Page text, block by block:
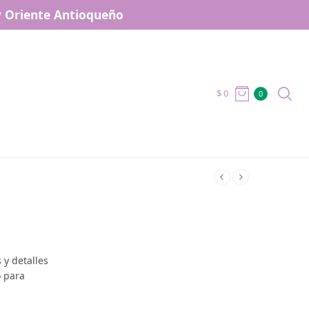
Oriente Antioqueño
$0 0
y detalles
para